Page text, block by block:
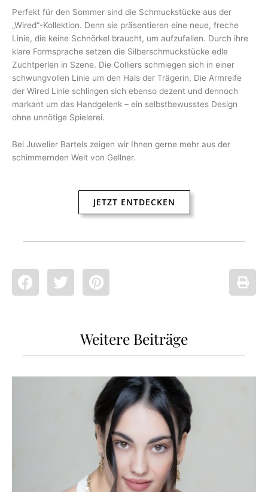
Perfekt für den Sommer sind die Schmuckstücke aus der
„Wired“-Kollektion. Denn sie präsentieren eine neue, freche
Linie, die keine Schnörkel braucht, um aufzufallen. Durch ihre
klare Formsprache setzen die Silberschmuckstücke edle
Zuchtperlen in Szene. Die Colliers schmiegen sich in einer
schwungvollen Linie um den Hals der Trägerin. Die Armreife
der Wired Linie schlingen sich ebenso dezent und dennoch
markant um das Handgelenk – ein selbstbewusstes Design
ohne unnötige Spielerei.
Bei Juwelier Bartels zeigen wir Ihnen gerne mehr aus der
schimmernden Welt von Gellner.
JETZT ENTDECKEN
Weitere Beiträge